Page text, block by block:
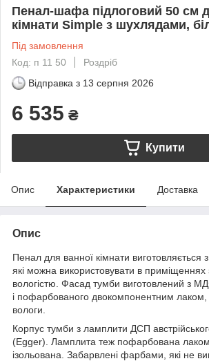
Пенал-шафа підлоговий 50 см
кімнати Simple з шухлядами,
Під замовлення
Код: п 11 50
Роздріб
Відправка з 13 серпня 2026
6 535 ₴
Купити
Опис Характеристики Доставка
Опис
Пенал для ванної кімнати виготовляється з
які можна використовувати в
вологістю. Фасад тумби виготовлений з
і пофарбованого двокомпонентним лаком,
вологи.
Корпус тумби з ламплити ДСП
(Egger). Ламплита теж пофарбована лаком
ізольована. Забарвлені фарбами, які не